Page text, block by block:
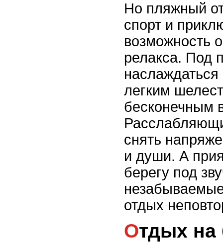
Но пляжный
спорт и
возможность
релакса. Под
легким
бесконечным
снять
и души. А
берегу под
отдых
Отдых